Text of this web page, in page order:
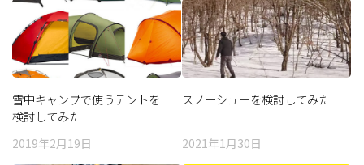
雪中キャンプで使うテントを
検討してみた
2019年2月19日
スノーシューを検討してみた
2021年1月30日